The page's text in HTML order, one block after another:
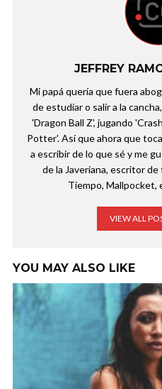
JEFFREY
Mi papá quería que fuera
de estudiar o salir a la
'Dragon Ball Z', jugando
Potter'. Así que ahora que
a escribir de lo que sé y me
de la Javeriana, escritor
Tiempo,
VIEW ALL
YOU MAY ALSO LIKE